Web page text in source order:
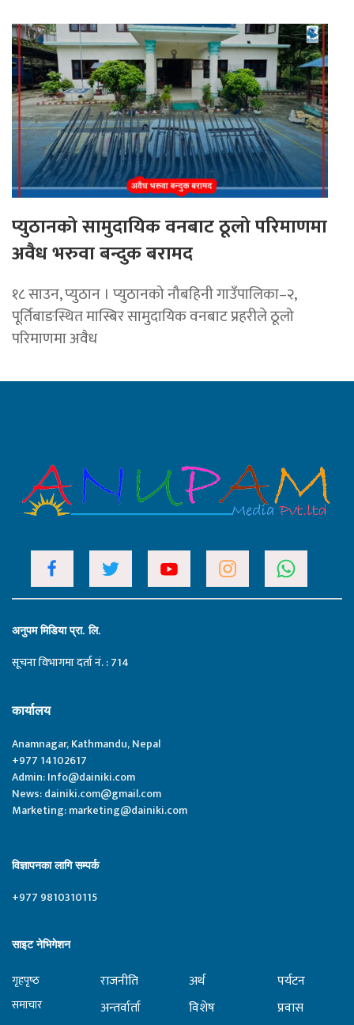
प्युठानको सामुदायिक वनबाट ठूलो परिमाणमा
अवैध भरुवा बन्दुक बरामद
१८ साउन, प्युठान । प्युठानको नौबहिनी गाउँपालिका–२,
पूर्तिबाङस्थित मास्बिर सामुदायिक वनबाट प्रहरीले ठूलो
परिमाणमा अवैध
अनुपम मिडिया प्रा. लि.
सूचना विभागमा दर्ता नं. : 714
कार्यालय
Anamnagar, Kathmandu, Nepal
+977 14102617
Admin:Info@dainiki.com
News:dainiki.com@gmail.com
Marketing:marketing@dainiki.com
विज्ञापनका लागि सम्पर्क
+977 9810310115
साइट नेभिगेशन
गृहपृष्‍ठ
समाचार
राजनीति
अन्तर्वार्ता
अर्थ
विशेष
पर्यटन
प्रवास